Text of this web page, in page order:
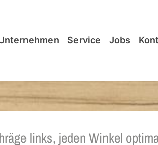
Service Jobs
links, jeden Winkel